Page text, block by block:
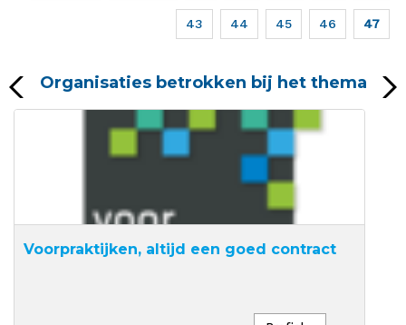
pagina
pagina
Page
43 Page
44 Page
45 Page
46
pagina
47
Organisaties betrokken bij het thema
Voorpraktijken, altijd een goed contract